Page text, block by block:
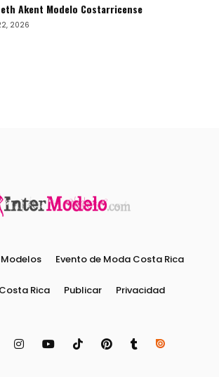
Akent Modelo Costarricense
2026
Evento de Moda Costa Rica
Rica Publicar Privacidad